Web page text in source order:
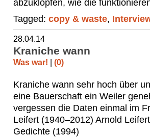
abzuklopfen, wie die
Tagged: copy & waste,
28.04.14
Kraniche wann
Was war! (0)
Kraniche wann sehr hoch über
eine Bauerschaft ein Weiler
vergessen die Daten einmal im
Leifert (1940–2012) Arnold
Gedichte (1994)